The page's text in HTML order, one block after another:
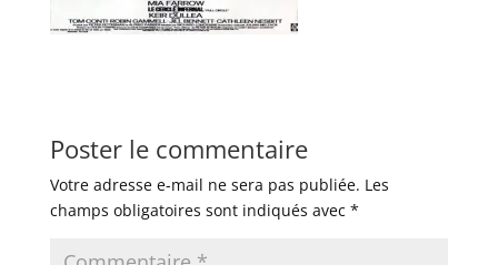
Poster le commentaire
Votre adresse e-mail ne sera pas publiée. Les
champs obligatoires sont indiqués avec *